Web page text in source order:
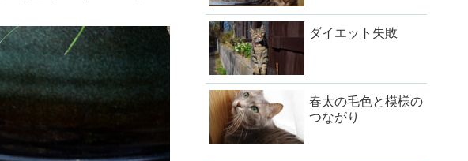
ダイエット失敗
春太の毛色と模様の
つながり